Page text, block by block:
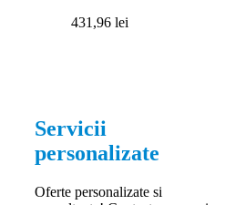
431,96 lei
Servicii
personalizate
Oferte personalizate si